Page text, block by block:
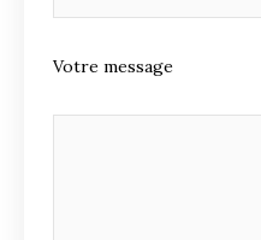
Votre message